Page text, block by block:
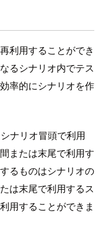
利用することができ
るシナリオ内でテス
率的にシナリオを作
ナリオ冒頭で利用
または末尾で利用す
るものはシナリオの
は末尾で利用するス
用することができま